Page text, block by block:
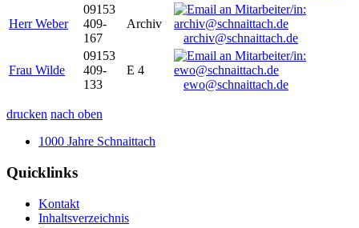
Herr Weber
09153
409-
167
Archiv
archiv@schnaittach.de
Frau Wilde
09153
409-
133
E 4
ewo@schnaittach.de
drucken nach oben
1000 Jahre Schnaittach
Quicklinks
Kontakt
Inhaltsverzeichnis